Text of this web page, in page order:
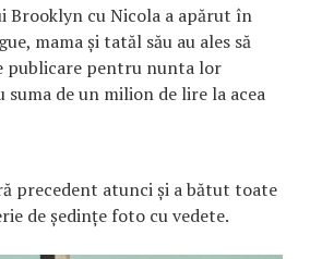
Brooklyn cu Nicola a apărut în
mama și tatăl său au ales să
publicare pentru nunta lor
de un milion de lire la acea
precedent atunci și a bătut toate
de ședințe foto cu vedete.